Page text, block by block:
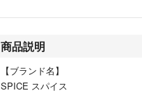
商品説明
【ブランド名】
SPICE スパイス